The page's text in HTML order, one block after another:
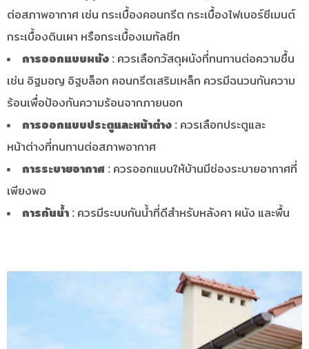
ต่อสภาพอากาศ เช่น กระเบื้องคอนกรีต กระเบื้องไฟเบอร์ซีเมนต์
กระเบื้องดินเผา หรือกระเบื้องเมทัลชีท
การออกแบบผนัง : ควรเลือกวัสดุผนังที่ทนทานต่อความชื้น
เช่น อิฐมอญ อิฐบล็อก คอนกรีตเสริมเหล็ก ควรมีฉนวนกันความ
ร้อนเพื่อป้องกันความร้อนจากภายนอก
การออกแบบประตูและหน้าต่าง : ควรเลือกประตูและ
หน้าต่างที่ทนทานต่อสภาพอากาศ
การระบายอากาศ : ควรออกแบบให้บ้านมีช่องระบายอากาศที่
เพียงพอ
การกันน้ำ : ควรมีระบบกันน้ำที่ดีสำหรับหลังคา ผนัง และพื้น